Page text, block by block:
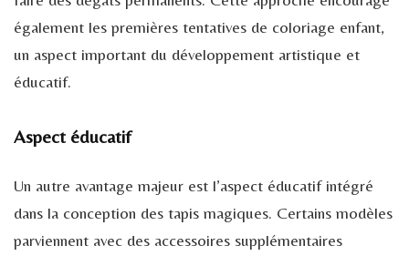
également les premières tentatives de coloriage enfant,
un aspect important du développement artistique et
éducatif.
Aspect éducatif
Un autre avantage majeur est l’aspect éducatif intégré
dans la conception des tapis magiques. Certains modèles
parviennent avec des accessoires supplémentaires